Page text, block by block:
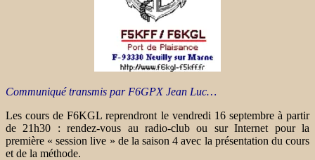
Communiqué transmis par F6GPX Jean Luc…
Les cours de F6KGL reprendront le vendredi 16 septembre à partir
de 21h30 : rendez-vous au radio-club ou sur Internet pour la
première « session live » de la saison 4 avec la présentation du cours
et de la méthode.